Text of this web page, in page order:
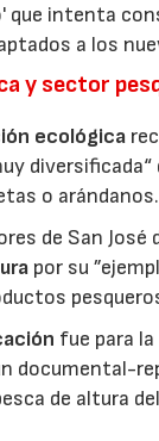
que intenta
a los
y sector
ecológica
o arándanos.
de San
por su
fue para
documental-
de altura